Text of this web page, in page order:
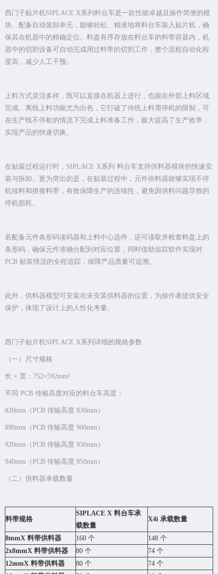
西门子贴片机SIPLACE X系列料台车是一款性能卓越且操作简便的模
块。配备自动装卸单元，能够轻松、精准地将料台车装入贴片机，确
保其在机器中的精确定位。料盘有序存放在料台车的料带容器内，机
器中的切割设备可自动完成用过料带的切割工作，整个流程自动化程
度高，减少人工干预。
上料方式灵活多样，既可以直接在机器上进行，也能在外部上料区域
完成。离线上料功能尤为出色，它打破了传统上料需停机的限制，可
在生产线不停歇的情况下完成上料准备工作，极大提高了生产效率，
实现产品的快速切换。
在贴装过程运行时，SIPLACE X系列 料台车支持供料器模块的快速安
装与拆卸。更为突出的是，在贴装过程中，元件供料器能够实现不停
机续料和拼接料带，有效保障生产的连续性，避免因供料问题导致的
停机损耗。
若配备元件条形码读码器和上料中心选件，还可读取并检查料盘上的
条形码，确保元件准确分配到对应位置，同时借助追踪软件实现对
PCB 贴装情况的全程追踪，保障产品质量可追溯。
此外，供料器模型可安装在未安装供料器的位置，为操作者提供安全
保护，体现了设计上的人性化考量。
西门子贴片机SIPLACE X系列详细的规格参数
（一）尺寸规格
长 × 宽：752×592mm²
不同 PCB 传输高度对应的料台车高度：
820mm（PCB 传输高度 830mm）
890mm（PCB 传输高度 900mm）
920mm（PCB 传输高度 930mm）
940mm（PCB 传输高度 950mm）
（二）供料器承载数量
料带规格
SIPLACE X 料台车承
载数量
X4i 承载数量
8mmX 料带供料器 160 个
148 个
2x8mmX 料带供料器
80 个
74 个
12mmX 料带供料器
80 个
74 个